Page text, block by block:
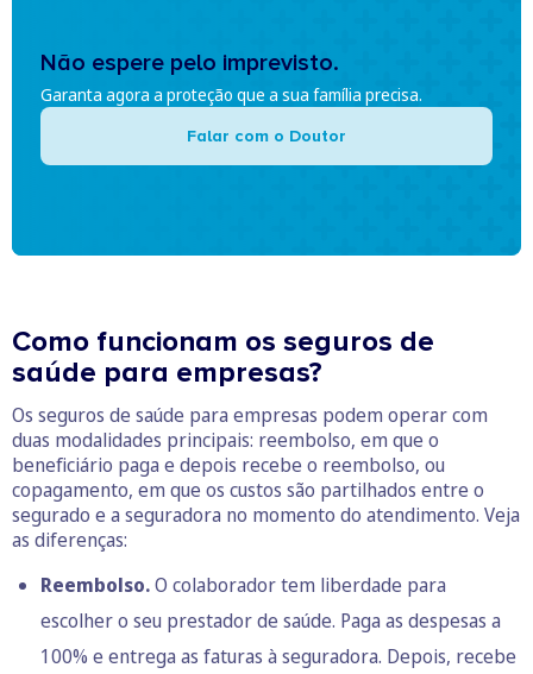
Não espere pelo imprevisto.
Garanta agora a proteção que a sua família precisa.
Falar com o Doutor
Como funcionam os seguros de
saúde para empresas?
Os seguros de saúde para empresas podem operar com
duas modalidades principais: reembolso, em que o
beneficiário paga e depois recebe o reembolso, ou
copagamento, em que os custos são partilhados entre o
segurado e a seguradora no momento do atendimento. Veja
as diferenças:
Reembolso.O colaborador tem liberdade para
escolher o seu prestador de saúde. Paga as despesas a
100% e entrega as faturas à seguradora. Depois, recebe